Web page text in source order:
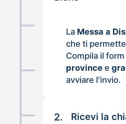
La Messa a
che ti
Compila il
province e
avviare l'invio.
2. Ricevi la